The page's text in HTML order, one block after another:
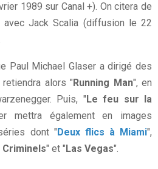
1989 sur Canal +). On citera de
avec Jack Scalia (diffusion le 22
Paul Michael Glaser a dirigé des
alors " Running Man", en
Puis, " Le feu sur la
mettra également en images
dont " Deux flics à Miami",
Criminels" et " Las Vegas".